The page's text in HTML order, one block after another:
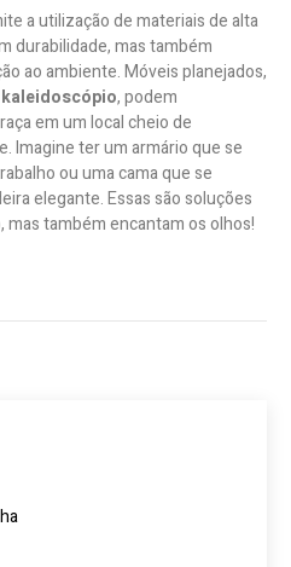
a utilização de materiais de alta
durabilidade, mas também
ao ambiente. Móveis planejados,
kaleidoscópio, podem
em um local cheio de
Imagine ter um armário que se
ou uma cama que se
elegante. Essas são soluções
também encantam os olhos!